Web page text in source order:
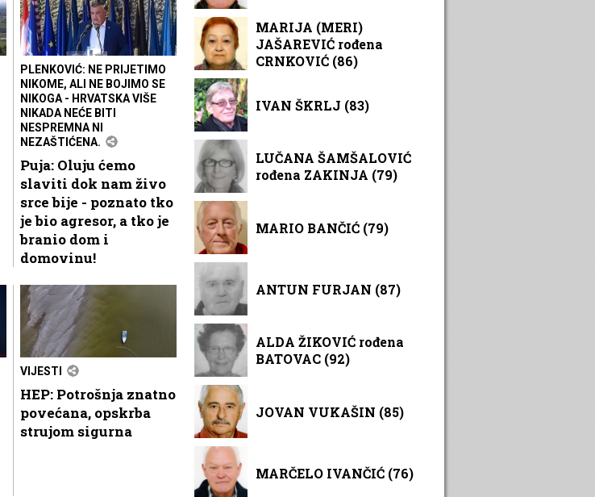
PLENKOVIĆ: NE PRIJETIMO
NIKOME, ALI NE BOJIMO SE
NIKOGA - HRVATSKA VIŠE
NIKADA NEĆE BITI
NESPREMNA NI
NEZAŠTIĆENA.
Puja: Oluju ćemo
slaviti dok nam živo
srce bije - poznato tko
je bio agresor, a tko je
branio dom i
domovinu!
VIJESTI
HEP: Potrošnja znatno
povećana, opskrba
strujom sigurna
MARIJA (MERI)
JAŠAREVIĆ rođena
CRNKOVIĆ (86)
IVAN ŠKRLJ (83)
LUČANA ŠAMŠALOVIĆ
rođena ZAKINJA (79)
MARIO BANČIĆ (79)
ANTUN FURJAN (87)
ALDA ŽIKOVIĆ rođena
BATOVAC (92)
JOVAN VUKAŠIN (85)
MARČELO IVANČIĆ (76)